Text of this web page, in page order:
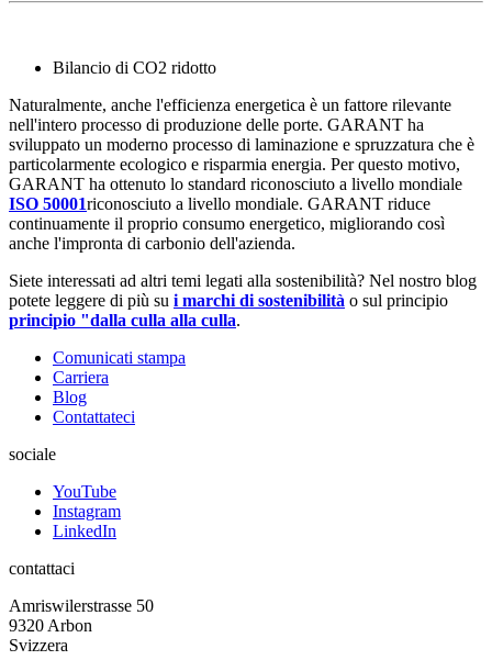
Bilancio di CO2 ridotto
Naturalmente, anche l'efficienza energetica è un fattore rilevante
nell'intero processo di produzione delle porte. GARANT ha
sviluppato un moderno processo di laminazione e spruzzatura che è
particolarmente ecologico e risparmia energia. Per questo motivo,
GARANT ha ottenuto lo standard riconosciuto a livello mondiale
ISO 50001riconosciuto a livello mondiale. GARANT riduce
continuamente il proprio consumo energetico, migliorando così
anche l'impronta di carbonio dell'azienda.
Siete interessati ad altri temi legati alla sostenibilità? Nel nostro blog
potete leggere di più su i marchi di sostenibilità o sul principio
principio "dalla culla alla culla.
Comunicati stampa
Carriera
Blog
Contattateci
sociale
YouTube
Instagram
LinkedIn
contattaci
Amriswiler­strasse 50
9320 Arbon
Svizzera